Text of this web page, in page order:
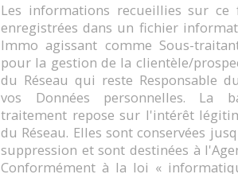
Les informations recueillies sur ce
enregistrées dans un fichier
Immo agissant comme Sous-
pour la gestion de la clientèle/
du Réseau qui reste Responsable
vos Données personnelles. La
traitement repose sur l'intérêt
du Réseau. Elles sont conservées
suppression et sont destinées à
Conformément à la loi «